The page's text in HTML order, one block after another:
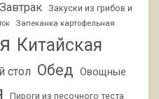
Завтрак
Закуски из грибов и
Запеканка картофельная
Китайская
стол Обед Овощные
Пироги из песочного теста